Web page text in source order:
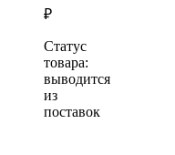
₽
Статус
товара:
выводится
из
поставок